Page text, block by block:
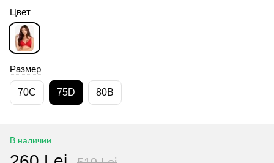
Цвет
Размер
70C 75D 80B
В наличии